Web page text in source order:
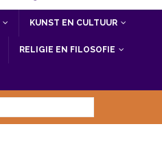
KUNST EN CULTUUR
RELIGIE EN FILOSOFIE